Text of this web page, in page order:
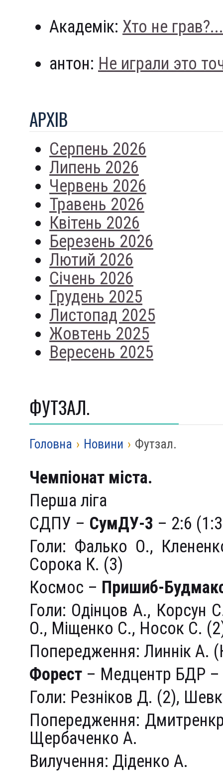
Академік: Хто не грав?...
антон: Не играли это
АРХIВ
Серпень 2026
Липень 2026
Червень 2026
Травень 2026
Квітень 2026
Березень 2026
Лютий 2026
Січень 2026
Грудень 2025
Листопад 2025
Жовтень 2025
Вересень 2025
ФУТЗАЛ.
Головна › Новини › Футзал.
Чемпіонат міста.
Перша ліга
СДПУ – СумДУ-3 – 2:6
Голи: Фалько О.,
Сорока К. (3)
Космос – Пришиб-
Голи: Одінцов А.,
О., Міщенко С., Носок С.
Попередження: Линнік А.
Форест – Медцентр БДР –
Голи: Резніков Д. (2),
Попередження:
Щербаченко А.
Вилучення: Діденко А.